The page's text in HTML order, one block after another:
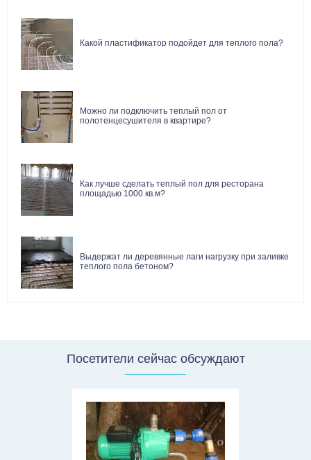
Какой пластификатор подойдет для теплого пола?
Можно ли подключить теплый пол от
полотенцесушителя в квартире?
Как лучше сделать теплый пол для ресторана
площадью 1000 кв.м?
Выдержат ли деревянные лаги нагрузку при заливке
теплого пола бетоном?
Посетители сейчас обсуждают